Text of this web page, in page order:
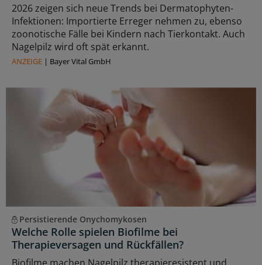
2026 zeigen sich neue Trends bei Dermatophyten-
Infektionen: Importierte Erreger nehmen zu, ebenso
zoonotische Fälle bei Kindern nach Tierkontakt. Auch
Nagelpilz wird oft spät erkannt.
ANZEIGE | Bayer Vital GmbH
Persistierende Onychomykosen
Welche Rolle spielen Biofilme bei
Therapieversagen und Rückfällen?